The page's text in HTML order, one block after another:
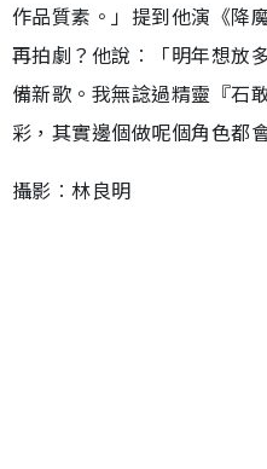
作品質素。」提到他演《降
再拍劇？他說︰「明年想放
備新歌。我無諗過精靈『石
彩，其實邊個做呢個角色都
攝影︰林良明